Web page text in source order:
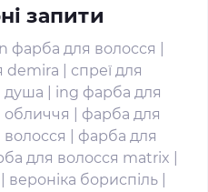
запити
фарба для волосся
demira
спреї для
душа
ing фарба для
обличчя
фарба для
фарба для
для волосся matrix
вероніка бориспіль